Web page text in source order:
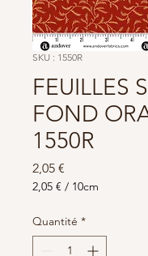
SKU : 1550R
FEUILLES
FOND
1550R
2,05 €
2,05 € / 10cm
pour
10
Centimètres
Quantité *